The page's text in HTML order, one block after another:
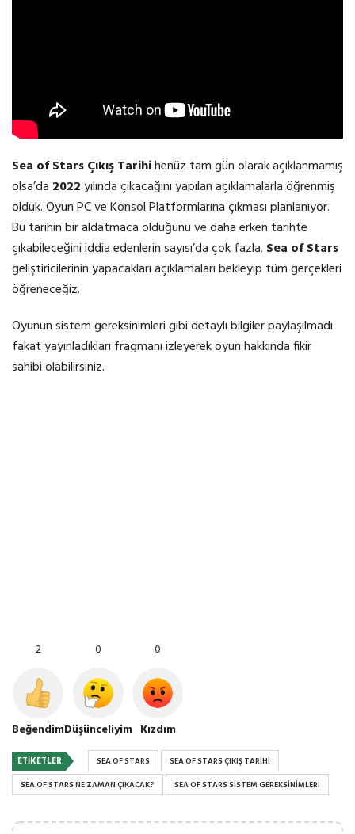
Sea of Stars Çıkış Tarihihenüz tam gün olarak açıklanmamış
olsa’da 2022yılında çıkacağını yapılan açıklamalarla öğrenmiş
olduk. Oyun PC ve Konsol Platformlarına çıkması planlanıyor.
Bu tarihin bir aldatmaca olduğunu ve daha erken tarihte
çıkabileceğini iddia edenlerin sayısı’da çok fazla. Sea of Stars
geliştiricilerinin yapacakları açıklamaları bekleyip tüm gerçekleri
öğreneceğiz.
Oyunun sistem gereksinimleri gibi detaylı bilgiler paylaşılmadı
fakat yayınladıkları fragmanı izleyerek oyun hakkında fikir
sahibi olabilirsiniz.
2
Beğendim
0
Düşünceliyim
0
Kızdım
ETIKETLER SEA OF STARS
SEA OF STARS ÇIKIŞ TARIHI
SEA OF STARS NE ZAMAN ÇIKACAK?
SEA OF STARS SISTEM GEREKSINIMLERI